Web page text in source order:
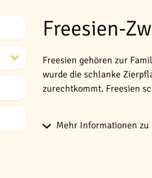
Freesien-
Freesien gehören zur
wurde die schlanke
zurechtkommt. Freesien
Mehr Informationen zu